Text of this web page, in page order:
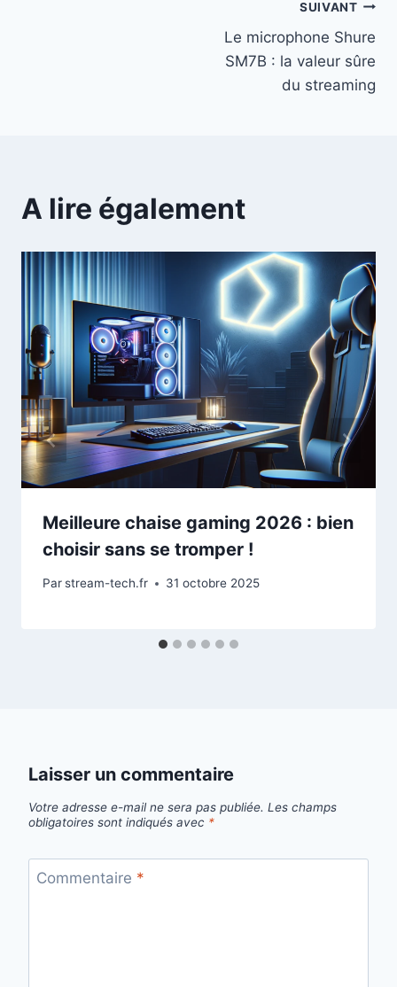
SUIVANT
Le microphone Shure
SM7B : la valeur sûre
du streaming
A lire également
Meilleure chaise gaming 2026 : bien
choisir sans se tromper !
Parstream-tech.fr 31 octobre 2025
Laisser un commentaire
Votre adresse e-mail ne sera pas publiée. Les champs
obligatoires sont indiqués avec *
Commentaire *